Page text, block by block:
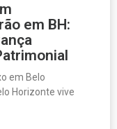
em BH:
em Belo
Horizonte vive